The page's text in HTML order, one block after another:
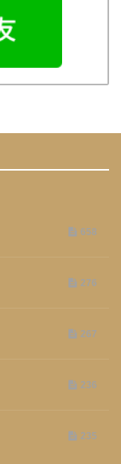
658
276
267
236
235